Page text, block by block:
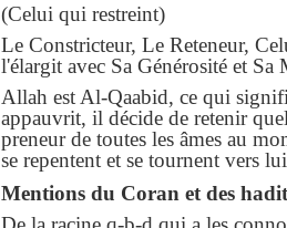
(Celui qui restreint)
Le Constricteur, Le Reteneur,
l'élargit avec Sa Générosité et Sa
Allah est Al-Qaabid, ce qui
appauvrit, il décide de retenir
preneur de toutes les âmes au
se repentent et se tournent vers
Mentions du Coran et des